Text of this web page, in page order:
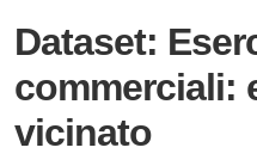
Dataset:
commerciali:
vicinato